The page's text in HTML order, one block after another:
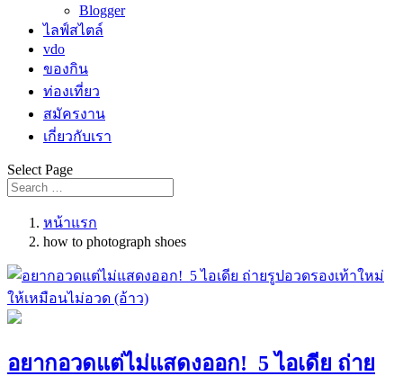
Blogger
ไลฟ์สไตล์
vdo
ของกิน
ท่องเที่ยว
สมัครงาน
เกี่ยวกับเรา
Select Page
หน้าแรก
how to photograph shoes
อยากอวดแต่ไม่แสดงออก! 5 ไอเดีย ถ่าย